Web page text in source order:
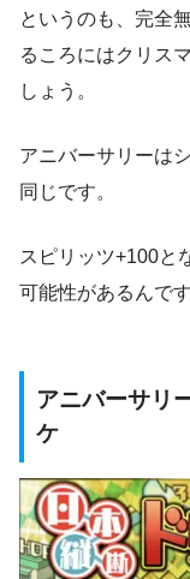
というのも、完全
るころにはクリス
しょう。
アニバーサリーは
同じです。
スピリッツ+100と
可能性があるんです
アニバーサリ
ケ